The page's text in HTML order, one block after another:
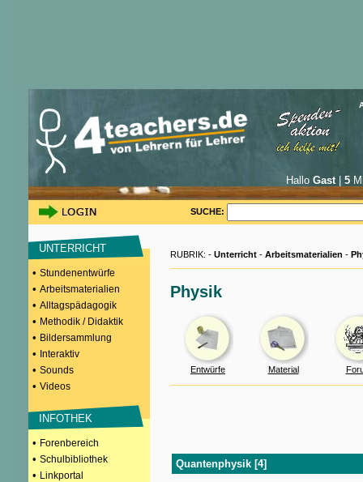
Hallo Gast| 5
SUCHE:
UNTERRICHT
• Stundenentwürfe
• Arbeitsmaterialien
• Alltagspädagogik
• Methodik / Didaktik
• Bildersammlung
• Interaktiv
• Sounds
• Videos
INFOTHEK
• Forenbereich
• Schulbibliothek
• Linkportal
RUBRIK: - Unterricht - Arbeitsmaterialien -
Physik
Entwürfe Material
Quantenphysik [4]